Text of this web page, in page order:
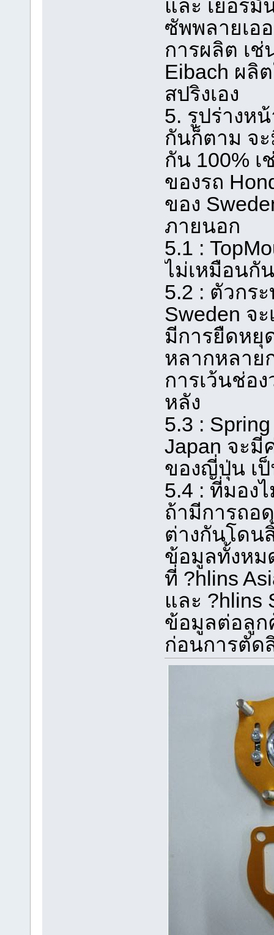
และ เยอรมั
ซัพพลายเอ
การผลิต เ
Eibach ผลิ
สปริงเอง
5. รูปร่างห
กันก็ตาม จ
กัน 100%
ของรถ
ของ
ภายนอก
5.1 :
ไม่เหมือนกัน
5.2 : ตัวกร
Sweden จ
มีการยืดหยุ
หลากหลาย
การเว้นช่อ
หลัง
5.3 :
Japan จะมี
ของญี่ปุ่น เ
5.4 : ที่มอง
ถ้ามีการถอ
ต่างกันโดน
ข้อมูลทั้งหม
ที่ ?hlins
และ ?hlins
ข้อมูลต่อลูก
ก่อนการตัด